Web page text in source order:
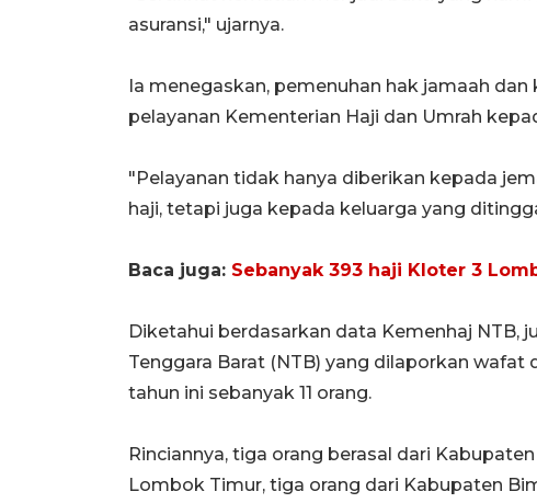
asuransi," ujarnya.
Ia menegaskan, pemenuhan hak jamaah
pelayanan Kementerian Haji dan Umrah
"Pelayanan tidak hanya diberikan kepada
haji, tetapi juga kepada keluarga yang
Baca juga: Sebanyak 393 haji Kloter 3
Diketahui berdasarkan data Kemenhaj NTB,
Tenggara Barat (NTB) yang dilaporkan wafat
tahun ini sebanyak 11 orang.
Rinciannya, tiga orang berasal dari
Lombok Timur, tiga orang dari Kabupaten